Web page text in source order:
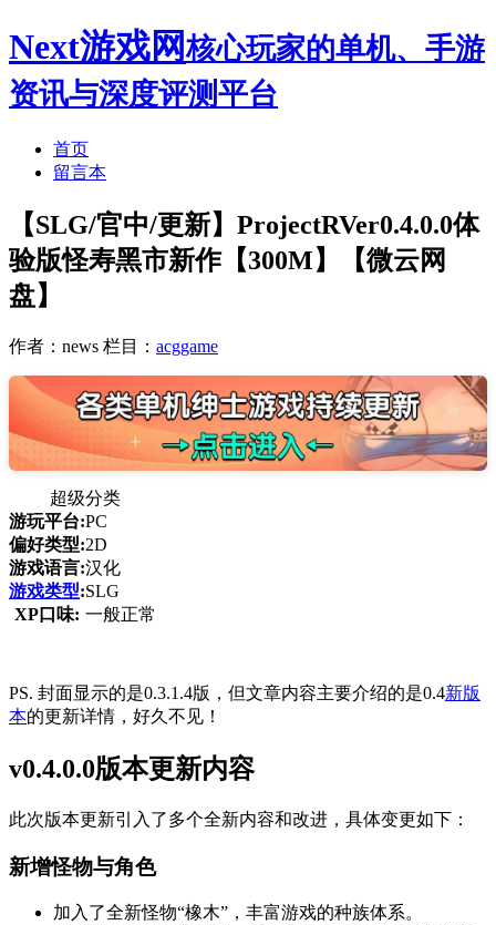
Next游戏网核心玩家的单机、手游
资讯与深度评测平台
首页
留言本
【SLG/官中/更新】ProjectRVer0.4.0.0体
验版怪寿黑市新作【300M】【微云网
盘】
作者：news 栏目： acggame
超级分类
游玩平台:PC
偏好类型:2D
游戏语言:汉化
游戏类型:SLG
XP口味: 一般正常
PS. 封面显示的是0.3.1.4版，但文章内容主要介绍的是0.4新版
本的更新详情，好久不见！
v0.4.0.0版本更新内容
此次版本更新引入了多个全新内容和改进，具体变更如下：
新增怪物与角色
加入了全新怪物“橡木”，丰富游戏的种族体系。